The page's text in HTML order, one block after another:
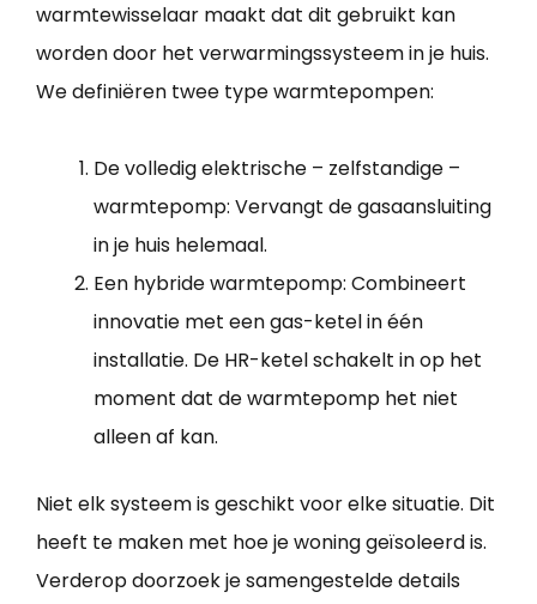
warmtewisselaar maakt dat dit gebruikt kan
worden door het verwarmingssysteem in je huis.
We definiëren twee type warmtepompen:
De volledig elektrische – zelfstandige –
warmtepomp: Vervangt de gasaansluiting
in je huis helemaal.
Een hybride warmtepomp: Combineert
innovatie met een gas-ketel in één
installatie. De HR-ketel schakelt in op het
moment dat de warmtepomp het niet
alleen af kan.
Niet elk systeem is geschikt voor elke situatie. Dit
heeft te maken met hoe je woning geïsoleerd is.
Verderop doorzoek je samengestelde details